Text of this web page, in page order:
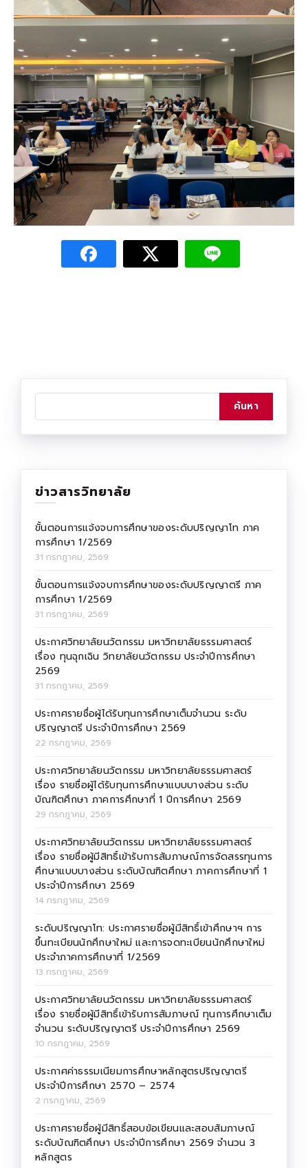
ข่าวสารวิทยาลัย
ขั้นตอนการแจ้งจบการศึกษาของระดับปริญญาโท ภาค
การศึกษา 1/2569
31 กรกฎาคม, 2569
ขั้นตอนการแจ้งจบการศึกษาของระดับปริญญาตรี ภาค
การศึกษา 1/2569
31 กรกฎาคม, 2569
ประกาศวิทยาลัยนวัตกรรม มหาวิทยาลัยธรรมศาสตร์
เรื่อง ทุนฉุกเฉิน วิทยาลัยนวัตกรรม ประจำปีการศึกษา
2569
31 กรกฎาคม, 2569
ประกาศรายชื่อผู้ได้รับทุนการศึกษาเต็มจำนวน ระดับ
ปริญญาตรี ประจำปีการศึกษา 2569
22 กรกฎาคม, 2569
ประกาศวิทยาลัยนวัตกรรม มหาวิทยาลัยธรรมศาสตร์
เรื่อง รายชื่อผู้ได้รับทุนการศึกษาแบบบางส่วน ระดับ
บัณฑิตศึกษา ภาคการศึกษาที่ 1 ปีการศึกษา 2569
29 กรกฎาคม, 2569
ประกาศวิทยาลัยนวัตกรรม มหาวิทยาลัยธรรมศาสตร์
เรื่อง รายชื่อผู้มีสิทธิ์เข้ารับการสัมภาษณ์การจัดสรรทุนการ
ศึกษาแบบบางส่วน ระดับบัณฑิตศึกษา ภาคการศึกษาที่ 1
ประจำปีการศึกษา 2569
14 กรกฎาคม, 2569
ระดับปริญญาโท: ประกาศรายชื่อผู้มีสิทธิ์เข้าศึกษาฯ การ
ขึ้นทะเบียนนักศึกษาใหม่ และการจดทะเบียนนักศึกษาใหม่
ประจำภาคการศึกษาที่ 1/2569
13 กรกฎาคม, 2569
ประกาศวิทยาลัยนวัตกรรม มหาวิทยาลัยธรรมศาสตร์
เรื่อง รายชื่อผู้มีสิทธิ์เข้ารับการสัมภาษณ์ ทุนการศึกษาเต็ม
จำนวน ระดับปริญญาตรี ประจำปีการศึกษา 2569
10 กรกฎาคม, 2569
ประกาศค่าธรรมเนียมการศึกษาหลักสูตรปริญญาตรี
ประจำปีการศึกษา 2570 – 2574
2 กรกฎาคม, 2569
ประกาศรายชื่อผู้มีสิทธิ์สอบข้อเขียนและสอบสัมภาษณ์
ระดับบัณฑิตศึกษา ประจำปีการศึกษา 2569 จำนวน 3
หลักสูตร